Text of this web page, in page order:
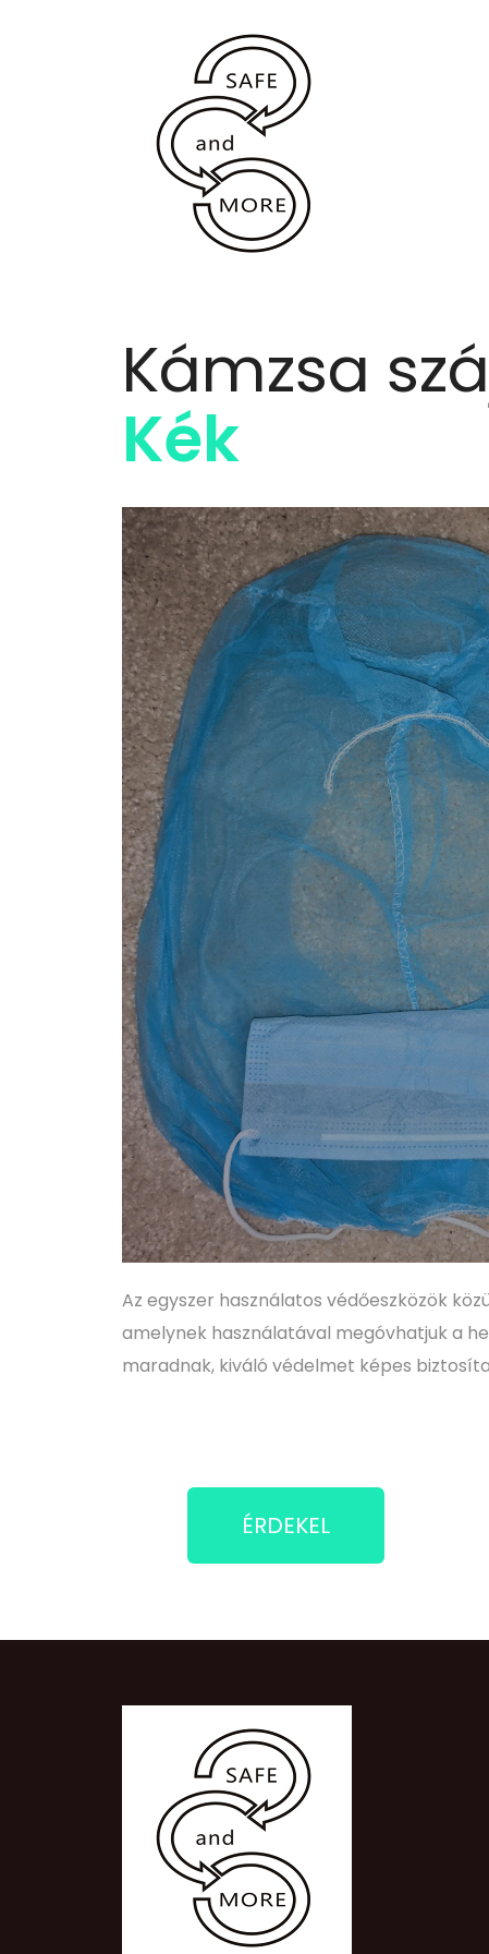
Kámzsa
Kék
Az egyszer használatos védőeszközök
amelynek használatával megóvhatjuk a
maradnak, kiváló védelmet képes
ÉRDEKEL